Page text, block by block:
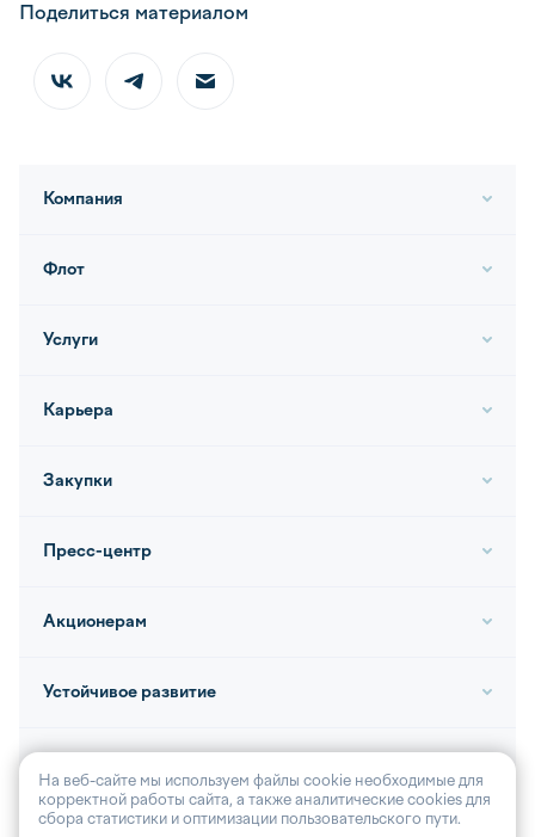
Поделиться материалом
Компания
Флот
Услуги
Карьера
Закупки
Пресс-центр
Акционерам
Устойчивое развитие
На веб-сайте мы используем файлы cookie необходимые для
корректной работы сайта, а также аналитические cookies для
сбора статистики и оптимизации пользовательского пути.